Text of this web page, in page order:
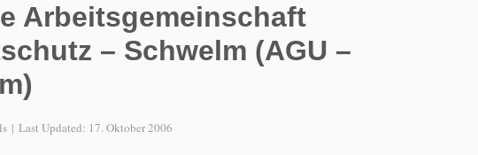
Arbeitsgemeinschaft
– Schwelm (AGU –
| Last Updated: 17. Oktober 2006